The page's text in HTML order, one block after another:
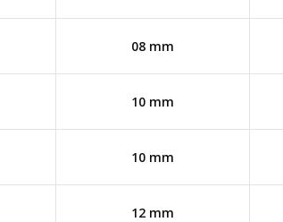
08 mm
10 mm
10 mm
12 mm